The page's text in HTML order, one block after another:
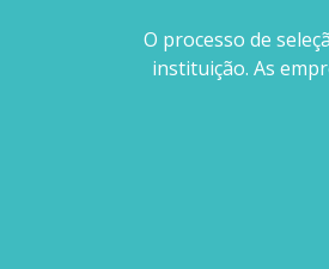
O processo de
instituição. As